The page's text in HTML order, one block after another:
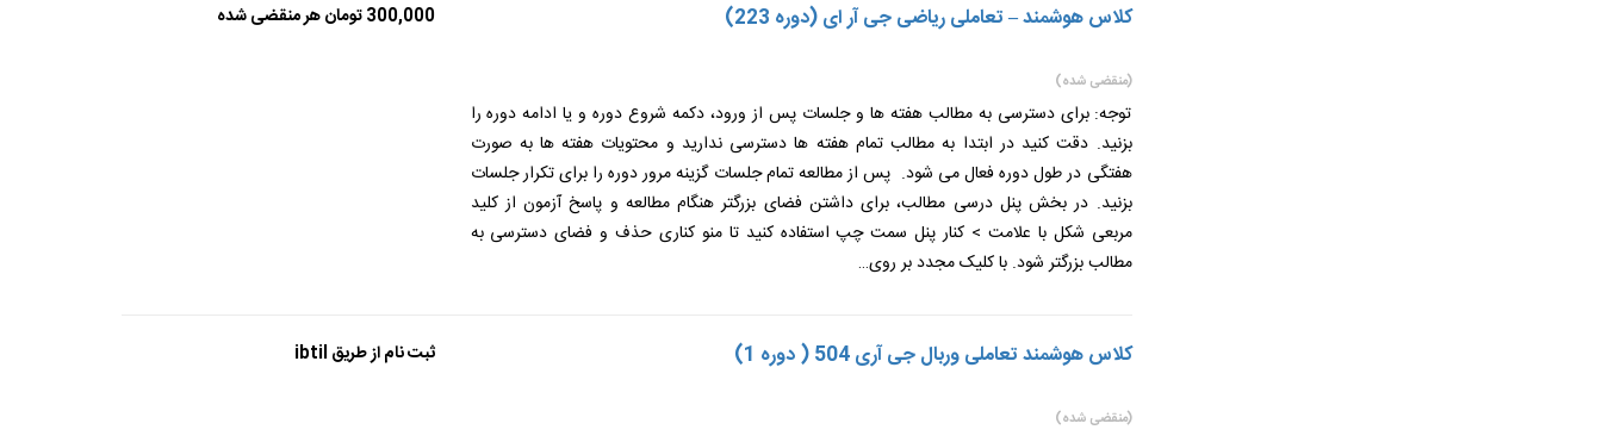
کلاس هوشمند – تعاملی ریاضی جی آر ای (دوره 223)
(منقضی شده)
توجه: برای دسترسی به مطالب هفته ها و جلسات پس از ورود، دکمه شروع دوره و یا ادامه دوره را
بزنید. دقت کنید در ابتدا به مطالب تمام هفته ها دسترسی ندارید و محتویات هفته ها به صورت
هفتگی در طول دوره فعال می شود. پس از مطالعه تمام جلسات گزینه مرور دوره را برای تکرار جلسات
بزنید. در بخش پنل درسی مطالب، برای داشتن فضای بزرگتر هنگام مطالعه و پاسخ آزمون از کلید
مربعی شکل با علامت > کنار پنل سمت چپ استفاده کنید تا منو کناری حذف و فضای دسترسی به
مطالب بزرگتر شود. با کلیک مجدد بر روی…
300,000تومانهر منقضی شده
کلاس هوشمند تعاملی وربال جی آری 504 ( دوره 1)
(منقضی شده)
ثبت نام از طریق ibtil